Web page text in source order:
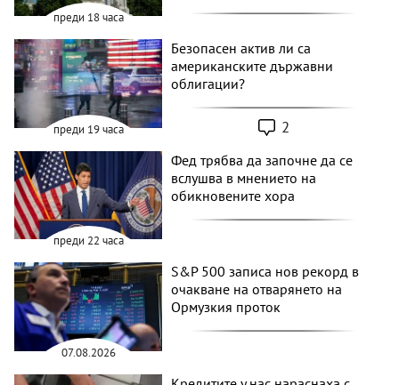
преди 18 часа
преди 19 часа
Безопасен актив ли са
американските държавни
облигации?
2
преди 22 часа
Фед трябва да започне да се
вслушва в мнението на
обикновените хора
07.08.2026
S&P 500 записа нов рекорд в
очакване на отварянето на
Ормузкия проток